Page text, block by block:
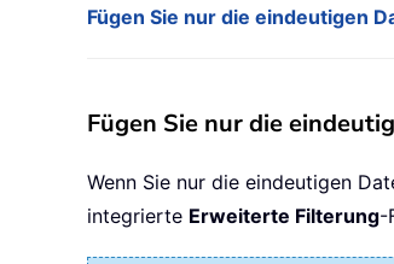
Fügen Sie nur die eindeutigen
Fügen Sie nur die
Wenn Sie nur die eindeutigen
integrierte Erweiterte Filterung-